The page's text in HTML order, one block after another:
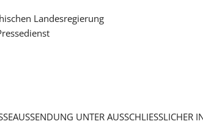
Landesregierung
UNTER AUSSCHLIESSLICHER